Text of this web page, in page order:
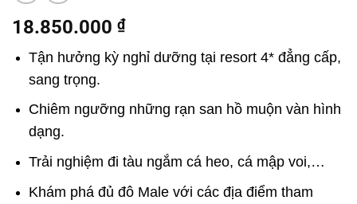
18.850.000 ₫
Tận hưởng kỳ nghỉ dưỡng tại resort 4* đẳng cấp,
sang trọng.
Chiêm ngưỡng những rạn san hồ muộn vàn hình
dạng.
Trải nghiệm đi tàu ngắm cá heo, cá mập voi,…
Khám phá đủ đô Male với các địa điểm tham